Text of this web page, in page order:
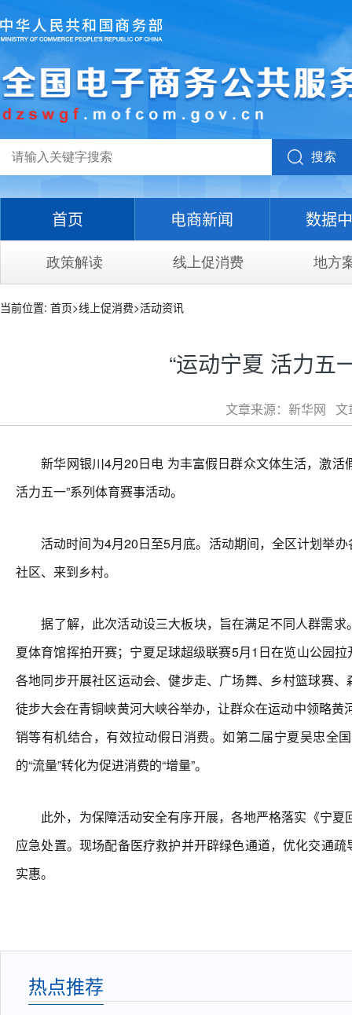
搜索
首页 电商新闻 数据
政策解读 线上促消费 地方
当前位置: 首页>线上促消费>活动资讯
“运动宁夏 活力五
文章来源：新华网
新华网银川4月20日电 为丰富假日群众文体生活，激活
活力五一”系列体育赛事活动。
活动时间为4月20日至5月底。活动期间，全区计划举办
社区、来到乡村。
据了解，此次活动设三大板块，旨在满足不同人群需求
夏体育馆挥拍开赛；宁夏足球超级联赛5月1日在览山公园
各地同步开展社区运动会、健步走、广场舞、乡村篮球赛
徒步大会在青铜峡黄河大峡谷举办，让群众在运动中领略
销等有机结合，有效拉动假日消费。如第二届宁夏吴忠全
的“流量”转化为促进消费的“增量”。
此外，为保障活动安全有序开展，各地严格落实《宁夏
应急处置。现场配备医疗救护并开辟绿色通道，优化交通
实惠。
热点推荐